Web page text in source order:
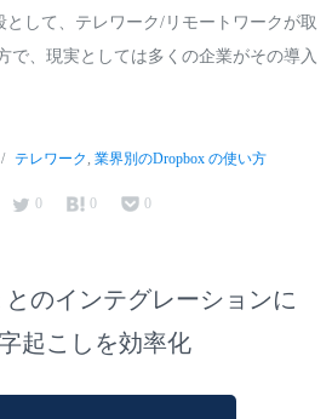
して、テレワーク/リモートワークが取
で、現実としては多くの企業がその導入
テレワーク , 業界別のDropbox の使い方
0 0 0
とのインテグレーションに
起こしを効率化